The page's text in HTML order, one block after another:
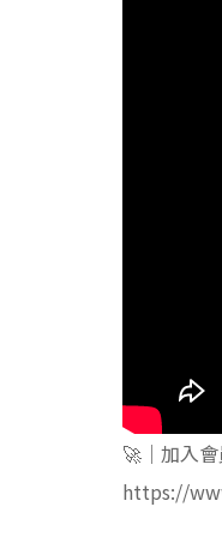
🚀｜加入
https://